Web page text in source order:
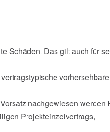
Schäden. Das gilt auch für
vorhersehbare
nachgewiesen werden
Projekteinzelvertrags,